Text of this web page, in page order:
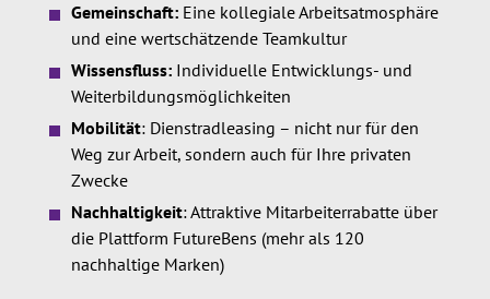
Gemeinschaft: Eine kollegiale Arbeitsatmosphäre
und eine wertschätzende Teamkultur
Wissensfluss: Individuelle Entwicklungs- und
Weiterbildungsmöglichkeiten
Mobilität: Dienstradleasing – nicht nur für den
Weg zur Arbeit, sondern auch für Ihre privaten
Zwecke
Nachhaltigkeit: Attraktive Mitarbeiterrabatte über
die Plattform FutureBens (mehr als 120
nachhaltige Marken)